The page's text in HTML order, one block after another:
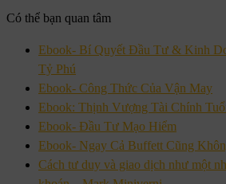
Có thể bạn quan tâm
Ebook- Bí Quyết Đầu Tư & Kinh
Tỷ Phú
Ebook- Công Thức Của Vận May
Ebook: Thịnh Vượng Tài Chính
Ebook- Đầu Tư Mạo Hiểm
Ebook- Ngay Cả Buffett Cũng
Cách tư duy và giao dịch như một